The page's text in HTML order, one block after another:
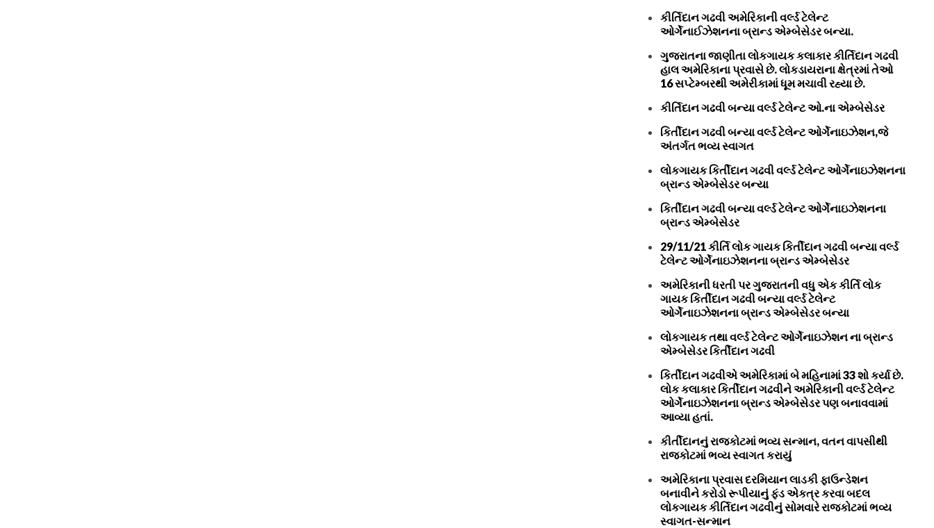
કીર્તિદાન ગઢવી અમેરિકાની વર્લ્ડ ટેલેન્ટ
ઓર્ગેનાઈઝેશનના બ્રાન્ડ એમ્બેસેડર બન્યા.
ગુજરાતના જાણીતા લોકગાયક કલાકાર કીર્તિદાન ગઢવી
હાલ અમેરિકાના પ્રવાસે છે. લોકડાયરાના ક્ષેત્રમાં તેઓ
16 સપ્ટેમ્બરથી અમેરીકામાં ધૂમ મચાવી રહ્યા છે.
કીર્તિદાન ગઢવી બન્યા વર્લ્ડ ટેલેન્ટ ઓ.ના એમ્બેસેડર
કિર્તીદાન ગઢવી બન્યા વર્લ્ડ ટેલેન્ટ ઓર્ગેનાઇઝેશન,જે
અંતર્ગત ભવ્ય સ્વાગત
લોકગાયક કિર્તીદાન ગઢવી વર્લ્ડ ટેલેન્ટ ઓર્ગેનાઇઝેશનના
બ્રાન્ડ એમ્બેસેડર બન્યા
કિર્તીદાન ગઢવી બન્યા વર્લ્ડ ટેલેન્ટ ઓર્ગેનાઇઝેશનના
બ્રાન્ડ એમ્બેસેડર
29/11/21 કીર્તિ લોક ગાયક કિર્તીદાન ગઢવી બન્યા વર્લ્ડ
ટેલેન્ટ ઓર્ગેનાઇઝેશનના બ્રાન્ડ એમ્બેસેડર
અમેરિકાની ધરતી પર ગુજરાતની વધુ એક કીર્તિ લોક
ગાયક કિર્તીદાન ગઢવી બન્યા વર્લ્ડ ટેલેન્ટ
ઓર્ગેનાઇઝેશનના બ્રાન્ડ એમ્બેસેડર બન્યા
લોકગાયક તથા વર્લ્ડ ટેલેન્ટ ઓર્ગેનાઇઝેશન ના બ્રાન્ડ
એમ્બેસેડર કિર્તીદાન ગઢવી
કિર્તીદાન ગઢવીએ અમેરિકામાં બે મહિનામાં 33 શો કર્યા છે.
લોક કલાકાર કિર્તીદાન ગઢવીને અમેરિકાની વર્લ્ડ ટેલેન્ટ
ઓર્ગેનાઇઝેશનના બ્રાન્ડ એમ્બેસેડર પણ બનાવવામાં
આવ્યા હતાં.
કીર્તીદાનનું રાજકોટમાં ભવ્ય સન્માન, વતન વાપસીથી
રાજકોટમાં ભવ્ય સ્વાગત કરાયું
અમેરિકાના પ્રવાસ દરમિયાન લાડકી ફાઉન્ડેશન
બનાવીને કરોડો રૂપીયાનું ફંડ એકત્ર કરવા બદલ
લોકગાયક કીર્તિદાન ગઢવીનું સોમવારે રાજકોટમાં ભવ્ય
સ્વાગત-સન્માન